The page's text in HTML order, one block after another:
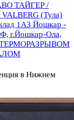
ТАЙГЕР /
(Тула)
1АЗ Йошкар -
г.Йошкар-Ола,
ТЕРМОРАЗРЫВОМ
в Нижнем